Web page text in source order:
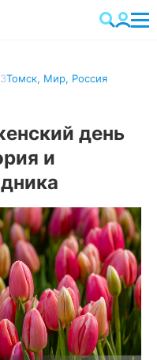
Томск, Мир, Россия
день
и